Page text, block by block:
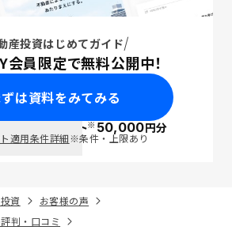
産投資はじめてガイド
会員限定で無料公開中！
ずは資料をみてみる
ポイント※50,000円分
適用条件詳細※条件・上限あり
資
お客様の声
判・口コミ